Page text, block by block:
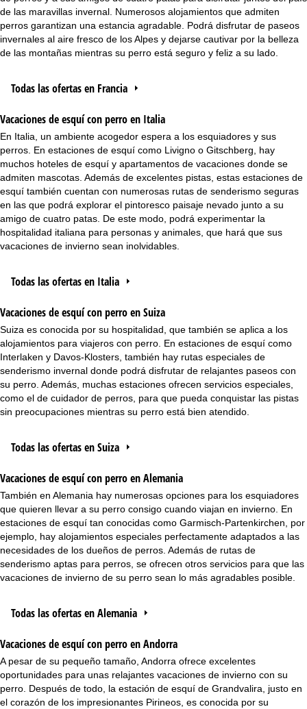
de las maravillas invernal. Numerosos alojamientos que admiten
perros garantizan una estancia agradable. Podrá disfrutar de paseos
invernales al aire fresco de los Alpes y dejarse cautivar por la belleza
de las montañas mientras su perro está seguro y feliz a su lado.
Todas las ofertas en Francia
Vacaciones de esquí con perro en Italia
En Italia, un ambiente acogedor espera a los esquiadores y sus
perros. En estaciones de esquí como Livigno o Gitschberg, hay
muchos hoteles de esquí y apartamentos de vacaciones donde se
admiten mascotas. Además de excelentes pistas, estas estaciones de
esquí también cuentan con numerosas rutas de senderismo seguras
en las que podrá explorar el pintoresco paisaje nevado junto a su
amigo de cuatro patas. De este modo, podrá experimentar la
hospitalidad italiana para personas y animales, que hará que sus
vacaciones de invierno sean inolvidables.
Todas las ofertas en Italia
Vacaciones de esquí con perro en Suiza
Suiza es conocida por su hospitalidad, que también se aplica a los
alojamientos para viajeros con perro. En estaciones de esquí como
Interlaken y Davos-Klosters, también hay rutas especiales de
senderismo invernal donde podrá disfrutar de relajantes paseos con
su perro. Además, muchas estaciones ofrecen servicios especiales,
como el de cuidador de perros, para que pueda conquistar las pistas
sin preocupaciones mientras su perro está bien atendido.
Todas las ofertas en Suiza
Vacaciones de esquí con perro en Alemania
También en Alemania hay numerosas opciones para los esquiadores
que quieren llevar a su perro consigo cuando viajan en invierno. En
estaciones de esquí tan conocidas como Garmisch-Partenkirchen, por
ejemplo, hay alojamientos especiales perfectamente adaptados a las
necesidades de los dueños de perros. Además de rutas de
senderismo aptas para perros, se ofrecen otros servicios para que las
vacaciones de invierno de su perro sean lo más agradables posible.
Todas las ofertas en Alemania
Vacaciones de esquí con perro en Andorra
A pesar de su pequeño tamaño, Andorra ofrece excelentes
oportunidades para unas relajantes vacaciones de invierno con su
perro. Después de todo, la estación de esquí de Grandvalira, justo en
el corazón de los impresionantes Pirineos, es conocida por su